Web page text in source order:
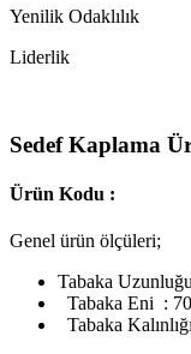
Yenilik Odaklılık
Liderlik
Sedef Kaplama
Ürün Kodu :
Genel ürün ölçüleri;
Tabaka
Tabaka Eni :
Tabaka